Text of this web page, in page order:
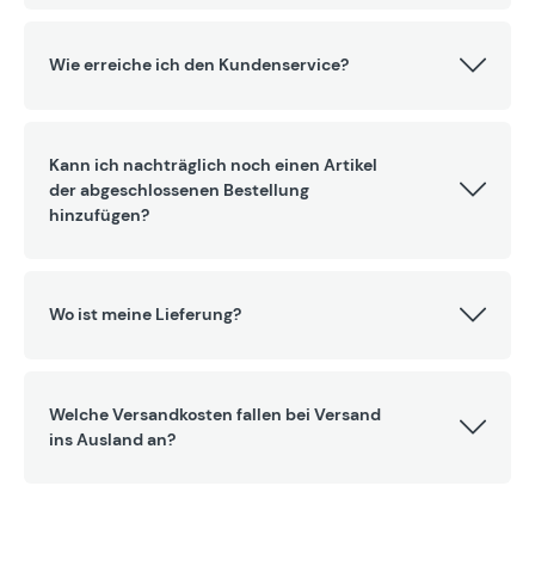
Wie erreiche ich den Kundenservice?
Kann ich nachträglich noch einen Artikel
der abgeschlossenen Bestellung
hinzufügen?
Wo ist meine Lieferung?
Welche Versandkosten fallen bei Versand
ins Ausland an?